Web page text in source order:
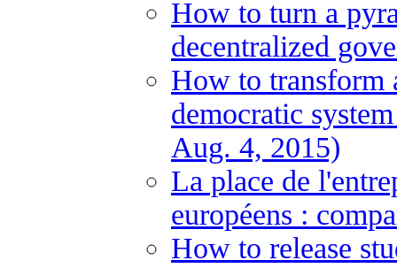
How to turn a
decentralized
How to transform
democratic
Aug. 4, 2015)
La place de
européens :
How to release